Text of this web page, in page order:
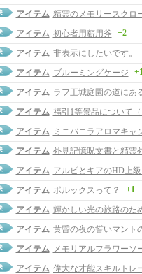
アイテム 精霊のメモリースクロ
アイテム 初心者用薪用斧 +2
アイテム 非表示にしたいです。
アイテム ブルーミングケージ
アイテム ラフ王城庭園の道にあ
アイテム 福引1等景品について
アイテム
ミニバニラアロマキャ
アイテム 外見記憶呪文書と精霊
アイテム アルビとキアのHD上
アイテム ポルックスって？ +1
アイテム 輝かしい光の旅路のた
アイテム 黄昏の夜の誓いマント
アイテム メモリアルフラワーソ
アイテム 偉大な才能スキルトレ